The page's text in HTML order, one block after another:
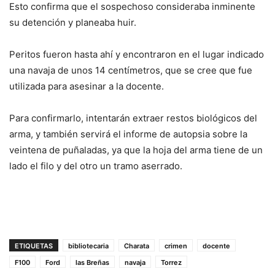
Esto confirma que el sospechoso consideraba inminente
su detención y planeaba huir.
Peritos fueron hasta ahí y encontraron en el lugar indicado
una navaja de unos 14 centímetros, que se cree que fue
utilizada para asesinar a la docente.
Para confirmarlo, intentarán extraer restos biológicos del
arma, y también servirá el informe de autopsia sobre la
veintena de puñaladas, ya que la hoja del arma tiene de un
lado el filo y del otro un tramo aserrado.
ETIQUETAS bibliotecaria Charata crimen
docente
F100
Ford las Breñas navaja Torrez